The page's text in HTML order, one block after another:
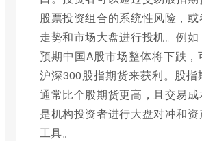
股票投资组合的系统性风险，
走势和市场大盘进行投机。例
预期中国A股市场整体将下跌，
沪深300股指期货来获利。股指
通常比个股期货更高，且交易成
是机构投资者进行大盘对冲和
工具。